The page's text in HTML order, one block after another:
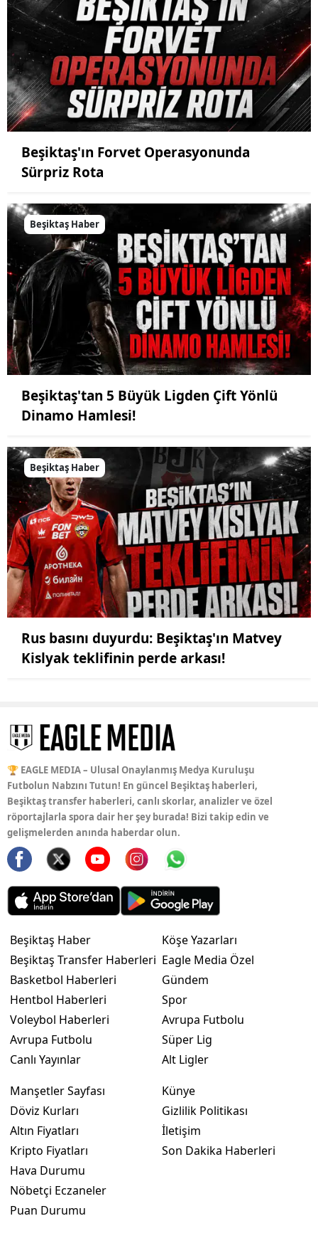
Beşiktaş'ın Forvet Operasyonunda
Sürpriz Rota
Beşiktaş Haber
Beşiktaş'tan 5 Büyük Ligden Çift Yönlü
Dinamo Hamlesi!
Beşiktaş Haber
Rus basını duyurdu: Beşiktaş'ın Matvey
Kislyak teklifinin perde arkası!
🏆 EAGLE MEDIA – Ulusal Onaylanmış Medya Kuruluşu
Futbolun Nabzını Tutun! En güncel Beşiktaş haberleri,
Beşiktaş transfer haberleri, canlı skorlar, analizler ve özel
röportajlarla spora dair her şey burada! Bizi takip edin ve
gelişmelerden anında haberdar olun.
Beşiktaş Haber
Beşiktaş Transfer Haberleri
Basketbol Haberleri
Hentbol Haberleri
Voleybol Haberleri
Avrupa Futbolu
Canlı Yayınlar
Köşe Yazarları
Eagle Media Özel
Gündem
Spor
Avrupa Futbolu
Süper Lig
Alt Ligler
Manşetler Sayfası
Döviz Kurları
Altın Fiyatları
Kripto Fiyatları
Hava Durumu
Nöbetçi Eczaneler
Puan Durumu
Künye
Gizlilik Politikası
İletişim
Son Dakika Haberleri